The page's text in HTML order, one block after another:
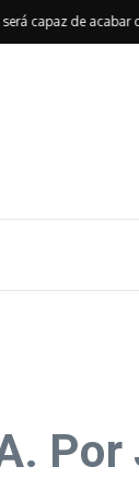
de acabar com